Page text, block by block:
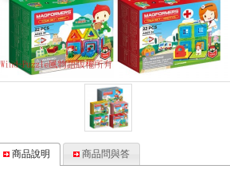
商品說明 商品問與答